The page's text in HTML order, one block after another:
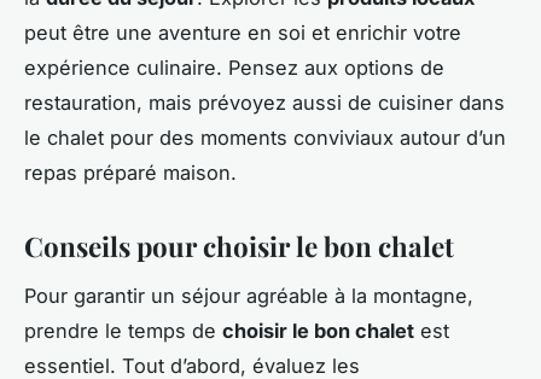
peut être une aventure en soi et enrichir votre
expérience culinaire. Pensez aux options de
restauration, mais prévoyez aussi de cuisiner dans
le chalet pour des moments conviviaux autour d’un
repas préparé maison.
Conseils pour choisir le bon chalet
Pour garantir un séjour agréable à la montagne,
prendre le temps de choisir le bon chalet est
essentiel. Tout d’abord, évaluez les